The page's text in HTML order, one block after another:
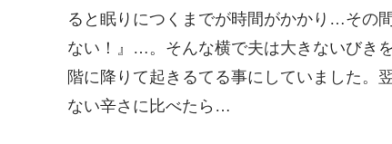
ると眠りにつくまでが時間がかかり…その
ない！』…。そんな横で夫は大きないびき
階に降りて起きるてる事にしていました。
ない辛さに比べたら…